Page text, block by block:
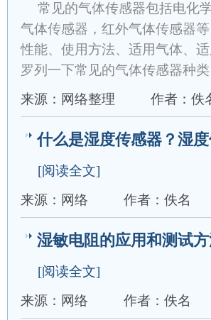
常见的气体传感器包括电化
气体传感器，红外气体传感器
性能、使用方法、适用气体、
罗列一下常见的气体传感器种
来源：网络整理
作者：佚
什么是湿度传感器？湿
[阅读全文]
来源：网络
作者：佚名
湿敏电阻的应用和测试
[阅读全文]
来源：网络
作者：佚名